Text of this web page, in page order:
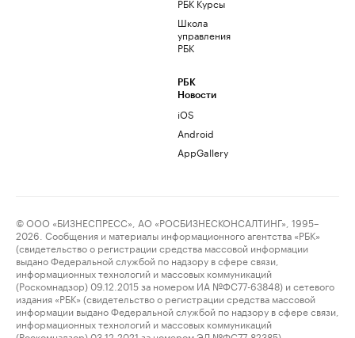
РБК Курсы
Школа
управления
РБК
РБК
Новости
iOS
Android
AppGallery
© ООО «БИЗНЕСПРЕСС», АО «РОСБИЗНЕСКОНСАЛТИНГ», 1995–
2026. Сообщения и материалы информационного агентства «РБК»
(свидетельство о регистрации средства массовой информации
выдано Федеральной службой по надзору в сфере связи,
информационных технологий и массовых коммуникаций
(Роскомнадзор) 09.12.2015 за номером ИА №ФС77-63848) и сетевого
издания «РБК» (свидетельство о регистрации средства массовой
информации выдано Федеральной службой по надзору в сфере связи,
информационных технологий и массовых коммуникаций